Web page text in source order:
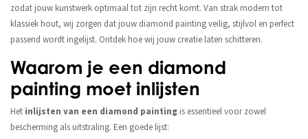
zodat jouw kunstwerk optimaal tot zijn recht komt. Van strak modern tot
klassiek hout, wij zorgen dat jouw diamond painting veilig, stijlvol en perfect
passend wordt ingelijst. Ontdek hoe wij jouw creatie laten schitteren.
Waarom je een diamond
painting moet inlijsten
Het inlijsten van een diamond paintingis essentieel voor zowel
bescherming als uitstraling. Een goede lijst: